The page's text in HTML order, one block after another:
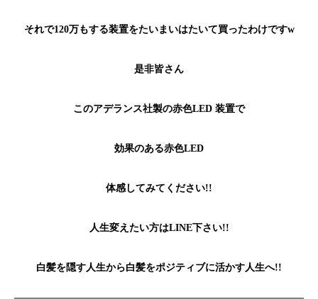
それで120万もする装置をたいまいはたいて買ったわけですw
是非皆さん
このアデランス社製の赤色LED 装置で
効果のある赤色LED
体感してみてください!!
人生変えたい方はLINE下さい!!
白髪を隠す人生から白髪をポジティブに活かす人生へ!!